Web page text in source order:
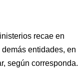
recae en
entidades, en
según corresponda.